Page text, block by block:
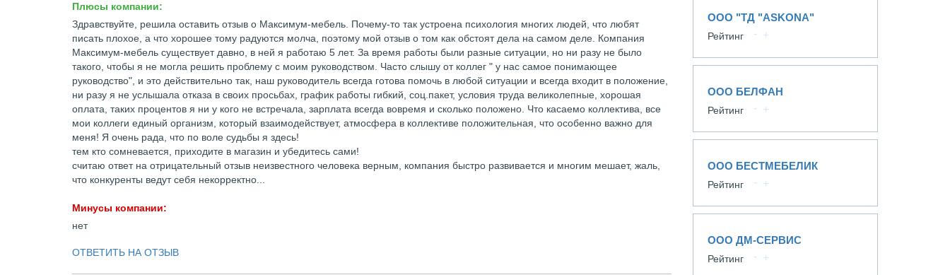
Плюсы компании:
Здравствуйте, решила оставить отзыв о Максимум-мебель. Почему-то так устроена психология многих людей, что любят
писать плохое, а что хорошее тому радуются молча, поэтому мой отзыв о том как обстоят дела на самом деле. Компания
Максимум-мебель существует давно, в ней я работаю 5 лет. За время работы были разные ситуации, но ни разу не было
такого, чтобы я не могла решить проблему с моим руководством. Часто слышу от коллег " у нас самое понимающее
руководство", и это действительно так, наш руководитель всегда готова помочь в любой ситуации и всегда входит в положение,
ни разу я не услышала отказа в своих просьбах, график работы гибкий, соц.пакет, условия труда великолепные, хорошая
оплата, таких процентов я ни у кого не встречала, зарплата всегда вовремя и сколько положено. Что касаемо коллектива, все
мои коллеги единый организм, который взаимодействует, атмосфера в коллективе положительная, что особенно важно для
меня! Я очень рада, что по воле судьбы я здесь!
тем кто сомневается, приходите в магазин и убедитесь сами!
считаю ответ на отрицательный отзыв неизвестного человека верным, компания быстро развивается и многим мешает, жаль,
что конкуренты ведут себя некорректно...
Минусы компании:
нет
ОТВЕТИТЬ НА ОТЗЫВ
ООО "ТД "ASKONA"
Рейтинг
ООО БЕЛФАН
Рейтинг
ООО БЕСТМЕБЕЛИК
Рейтинг
ООО ДМ-СЕРВИС
Рейтинг